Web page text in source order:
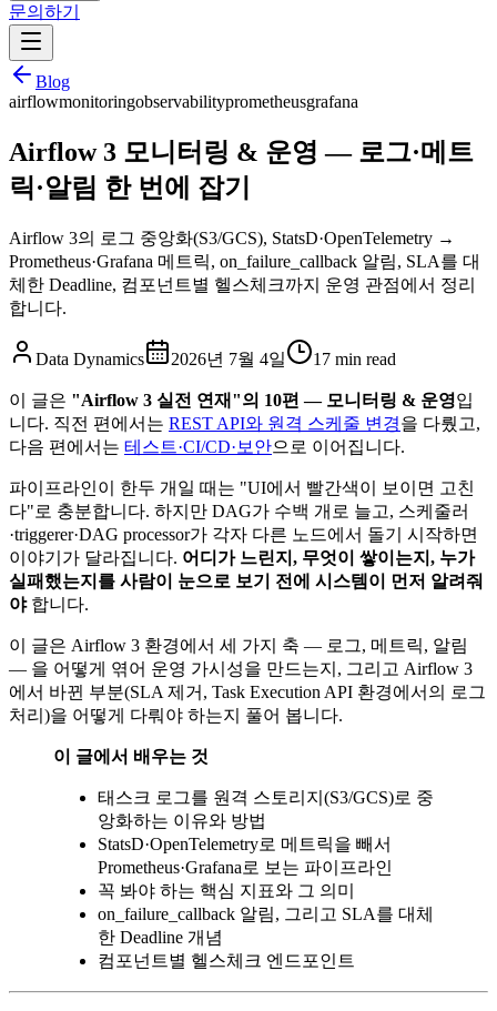
문의하기
Blog
airflowmonitoringobservabilityprometheusgrafana
Airflow 3 모니터링 & 운영 — 로그·메트
릭·알림 한 번에 잡기
Airflow 3의 로그 중앙화(S3/GCS), StatsD·OpenTelemetry →
Prometheus·Grafana 메트릭, on_failure_callback 알림, SLA를 대
체한 Deadline, 컴포넌트별 헬스체크까지 운영 관점에서 정리
합니다.
Data Dynamics 2026년 7월 4일 17 min read
이 글은 "Airflow 3 실전 연재"의 10편 — 모니터링 & 운영입
니다. 직전 편에서는 REST API와 원격 스케줄 변경을 다뤘고,
다음 편에서는 테스트·CI/CD·보안으로 이어집니다.
파이프라인이 한두 개일 때는 "UI에서 빨간색이 보이면 고친
다"로 충분합니다. 하지만 DAG가 수백 개로 늘고, 스케줄러
·triggerer·DAG processor가 각자 다른 노드에서 돌기 시작하면
이야기가 달라집니다. 어디가 느린지, 무엇이 쌓이는지, 누가
실패했는지를 사람이 눈으로 보기 전에 시스템이 먼저 알려줘
야합니다.
이 글은 Airflow 3 환경에서 세 가지 축 — 로그, 메트릭, 알림
— 을 어떻게 엮어 운영 가시성을 만드는지, 그리고 Airflow 3
에서 바뀐 부분(SLA 제거, Task Execution API 환경에서의 로그
처리)을 어떻게 다뤄야 하는지 풀어 봅니다.
이 글에서 배우는 것
태스크 로그를 원격 스토리지(S3/GCS)로 중
앙화하는 이유와 방법
StatsD·OpenTelemetry로 메트릭을 빼서
Prometheus·Grafana로 보는 파이프라인
꼭 봐야 하는 핵심 지표와 그 의미
on_failure_callback 알림, 그리고 SLA를 대체
한 Deadline 개념
컴포넌트별 헬스체크 엔드포인트